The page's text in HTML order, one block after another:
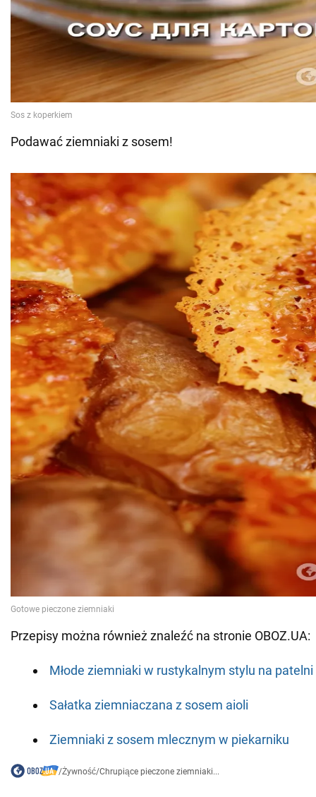
Podawać ziemniaki z sosem!
Przepisy można również znaleźć na stronie OBOZ.UA:
Młode ziemniaki w rustykalnym stylu na
Sałatka ziemniaczana z sosem aioli
Ziemniaki z sosem mlecznym w piekarniku
/Żywność/Chrupiące pieczone ziemniaki...